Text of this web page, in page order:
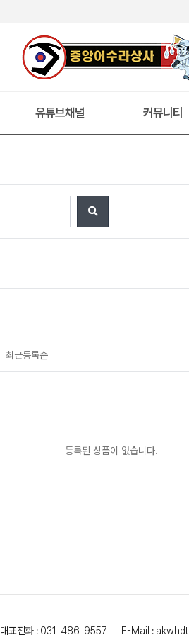
유튜브채널 커뮤니티
최근등록순
등록된 상품이 없습니다.
대표전화 : 031-486-9557 E-Mail :